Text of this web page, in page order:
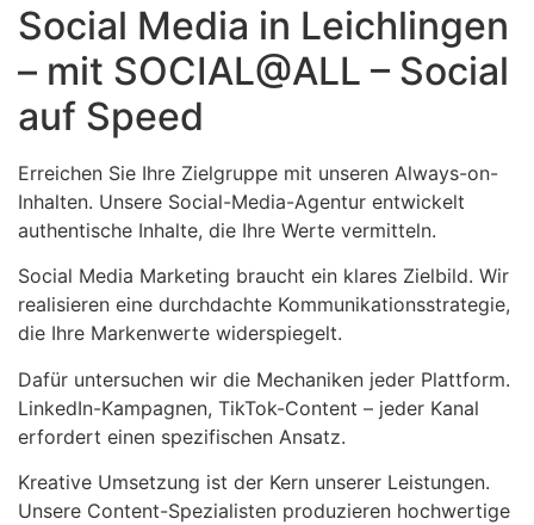
Social Media in Leichlingen
– mit SOCIAL@ALL – Social
auf Speed
Erreichen Sie Ihre Zielgruppe mit unseren Always-on-
Inhalten. Unsere Social-Media-Agentur entwickelt
authentische Inhalte, die Ihre Werte vermitteln.
Social Media Marketing braucht ein klares Zielbild. Wir
realisieren eine durchdachte Kommunikationsstrategie,
die Ihre Markenwerte widerspiegelt.
Dafür untersuchen wir die Mechaniken jeder Plattform.
LinkedIn-Kampagnen, TikTok-Content – jeder Kanal
erfordert einen spezifischen Ansatz.
Kreative Umsetzung ist der Kern unserer Leistungen.
Unsere Content-Spezialisten produzieren hochwertige